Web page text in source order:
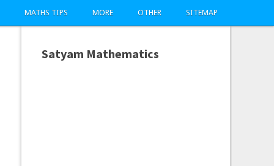
MATHS TIPS MORE OTHER SITEMAP
Satyam Mathematics